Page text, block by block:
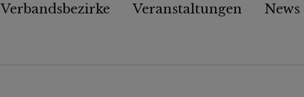
Verbandsbezirke Veranstaltungen News